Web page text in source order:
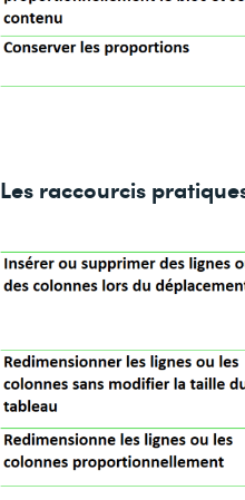
Les raccourcis